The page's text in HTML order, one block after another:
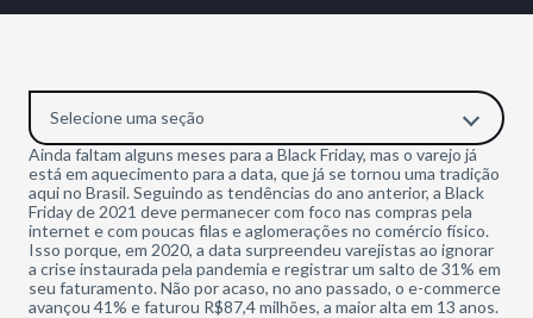
Selecione uma seção
Ainda faltam alguns meses para a Black Friday, mas o varejo já
está em aquecimento para a data, que já se tornou uma tradição
aqui no Brasil. Seguindo as tendências do ano anterior, a Black
Friday de 2021 deve permanecer com foco nas compras pela
internet e com poucas filas e aglomerações no comércio físico.
Isso porque, em 2020, a data surpreendeu varejistas ao ignorar
a crise instaurada pela pandemia e registrar um salto de 31% em
seu faturamento. Não por acaso, no ano passado, o e-commerce
avançou 41% e faturou R$87,4 milhões, a maior alta em 13 anos.